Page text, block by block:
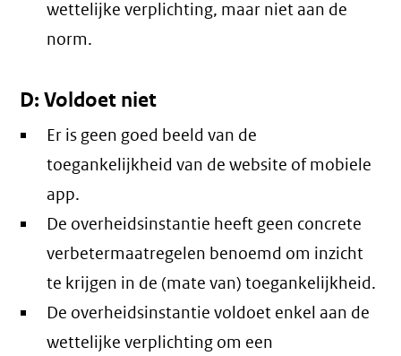
wettelijke verplichting, maar niet aan de
norm.
D: Voldoet niet
Er is geen goed beeld van de
toegankelijkheid van de website of mobiele
app.
De overheidsinstantie heeft geen concrete
verbetermaatregelen benoemd om inzicht
te krijgen in de (mate van) toegankelijkheid.
De overheidsinstantie voldoet enkel aan de
wettelijke verplichting om een